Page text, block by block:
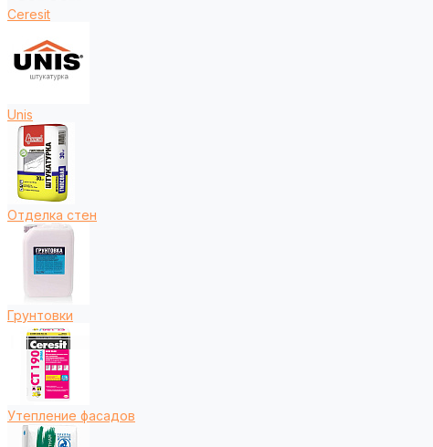
Ceresit
Unis
Отделка стен
Грунтовки
Утепление фасадов